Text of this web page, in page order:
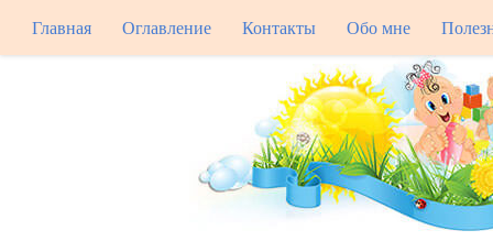
Главная Оглавление Контакты Обо мне